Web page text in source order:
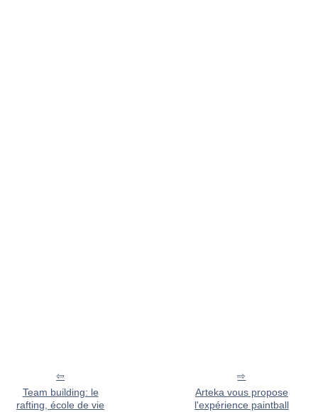
Team building: le
rafting, école de vie
Arteka vous propose
l'expérience paintball